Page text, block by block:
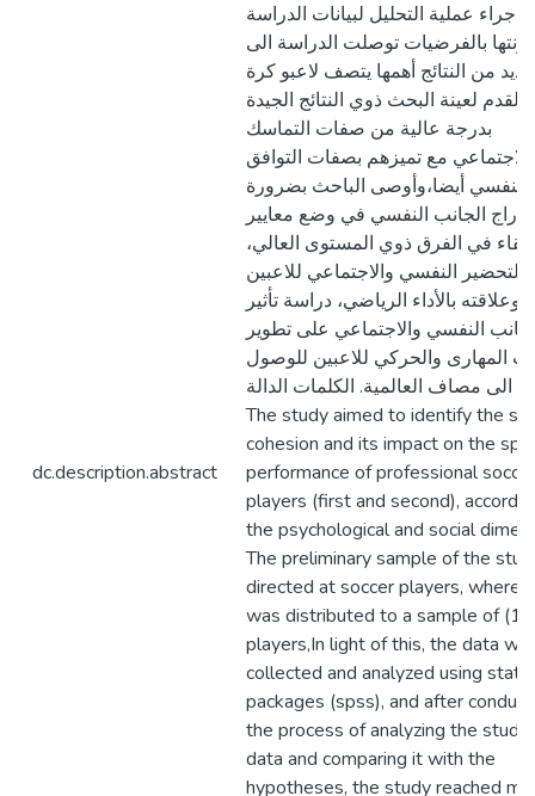
dc.description.abstract
اجراء عملية التحليل لبيانات الدراسة
بالفرضيات توصلت الدراسة الى
من النتائج أهمها يتصف لاعبو كرة
القدم لعينة البحث ذوي النتائج الجيدة
بدرجة عالية من صفات التماسك
الاجتماعي مع تميزهم بصفات التوافق
النفسي أيضا،وأوصى الباحث بضرورة
إدراج الجانب النفسي في وضع معايير
في الفرق ذوي المستوى العالي،
التحضير النفسي والاجتماعي للاعبين
وعلاقته بالأداء الرياضي، دراسة تأثير
النفسي والاجتماعي على تطوير
المهارى والحركي للاعبين للوصول
الى مصاف العالمية. الكلمات الدالة:
The study aimed to identify the
cohesion and its impact on the
performance of professional soccer
players (first and second),
the psychological and social
The preliminary sample of the
directed at soccer players, where it
was distributed to a sample of
players,In light of this, the data
collected and analyzed using
packages (spss), and after
the process of analyzing the study
data and comparing it with the
hypotheses, the study reached